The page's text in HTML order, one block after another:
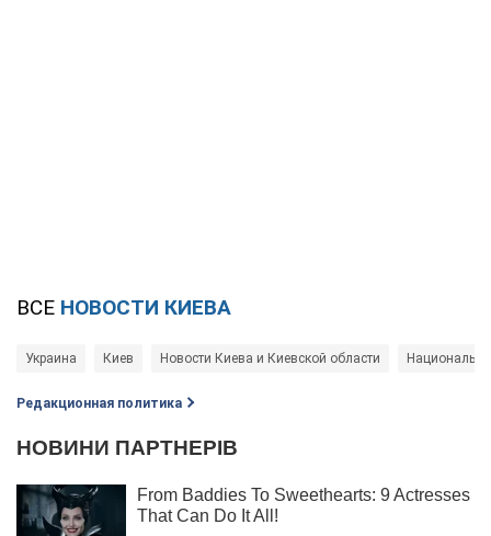
ВСЕ НОВОСТИ КИЕВА
Украина Киев Новости Киева и Киевской области
Редакционная политика